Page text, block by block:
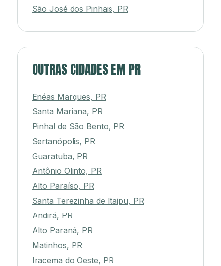
São José dos Pinhais, PR
OUTRAS CIDADES EM PR
Enéas Marques, PR
Santa Mariana, PR
Pinhal de São Bento, PR
Sertanópolis, PR
Guaratuba, PR
Antônio Olinto, PR
Alto Paraíso, PR
Santa Terezinha de Itaipu, PR
Andirá, PR
Alto Paraná, PR
Matinhos, PR
Iracema do Oeste, PR